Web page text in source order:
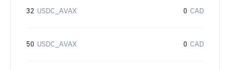
32 USDC_AVAX 0 CAD
50 USDC_AVAX 0 CAD